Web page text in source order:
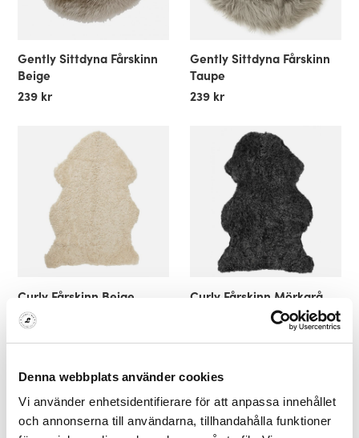
Denna webbplats använder cookies
Vi använder enhetsidentifierare för att anpassa innehållet
och annonserna till användarna, tillhandahålla funktioner
Gently Sittdyna Fårskinn
Beige
239 kr
Gently Sittdyna Fårskinn
Taupe
239 kr
Curly Fårskinn Beige
1.249 kr
Curly Fårskinn Mörkgrå